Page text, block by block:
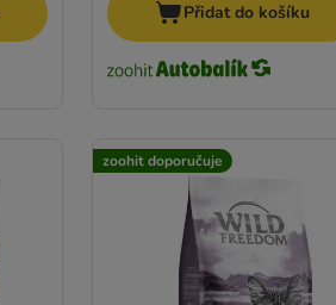
Přidat do košíku
zoohit doporučuje